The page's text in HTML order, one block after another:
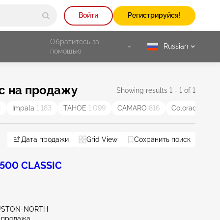
Войти Регистрируйся!
Обратитесь за
помощью
selected
Russian
на продажу Showing results 1 - 1 of 1
Impala 1,183 TAHOE 1,099 CAMARO 816 Colorado
Дата продажи Grid View Сохранить поиск
CLASSIC
NORTH